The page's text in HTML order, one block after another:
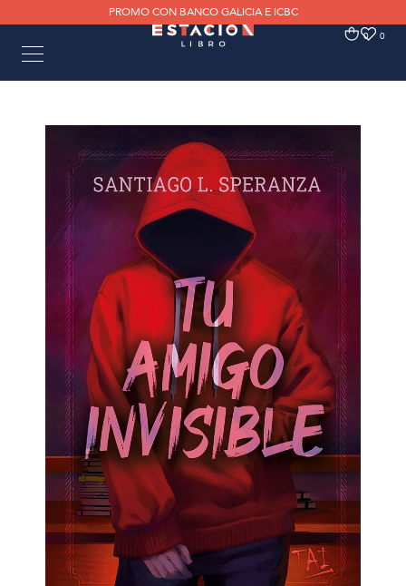
PROMO CON BANCO GALICIA E ICBC
0 0